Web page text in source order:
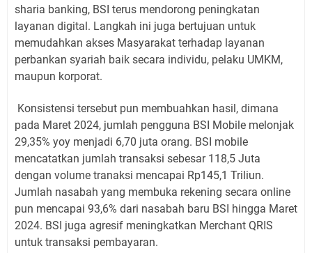
sharia banking, BSI terus mendorong peningkatan
layanan digital. Langkah ini juga bertujuan untuk
memudahkan akses Masyarakat terhadap layanan
perbankan syariah baik secara individu, pelaku UMKM,
maupun korporat.
Konsistensi tersebut pun membuahkan hasil, dimana
pada Maret 2024, jumlah pengguna BSI Mobile melonjak
29,35% yoy menjadi 6,70 juta orang. BSI mobile
mencatatkan jumlah transaksi sebesar 118,5 Juta
dengan volume tranaksi mencapai Rp145,1 Triliun.
Jumlah nasabah yang membuka rekening secara online
pun mencapai 93,6% dari nasabah baru BSI hingga Maret
2024. BSI juga agresif meningkatkan Merchant QRIS
untuk transaksi pembayaran.